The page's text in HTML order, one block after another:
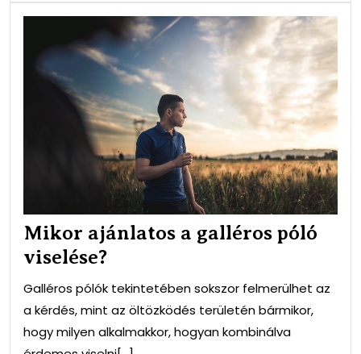
Mikor ajánlatos a galléros póló
viselése?
Galléros pólók tekintetében sokszor felmerülhet az
a kérdés, mint az öltözködés területén bármikor,
hogy milyen alkalmakkor, hogyan kombinálva